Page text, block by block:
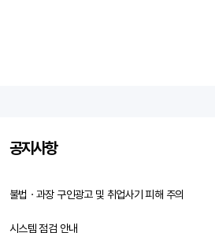
공지사항
불법ㆍ과장 구인광고 및 취업사기 피해 주의
시스템 점검 안내